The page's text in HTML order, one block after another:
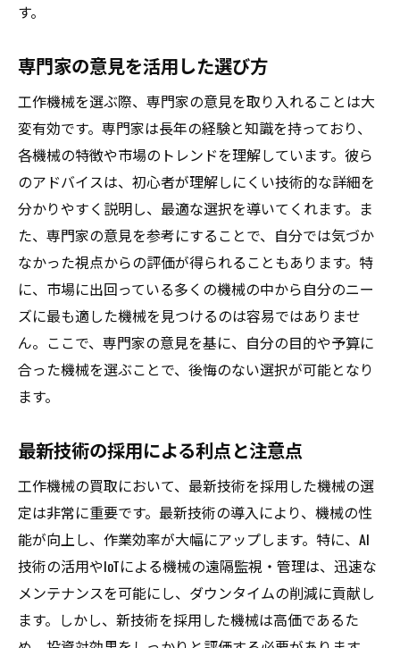
す。
専門家の意見を活用した選び方
工作機械を選ぶ際、専門家の意見を取り入れることは大
変有効です。専門家は長年の経験と知識を持っており、
各機械の特徴や市場のトレンドを理解しています。彼ら
のアドバイスは、初心者が理解しにくい技術的な詳細を
分かりやすく説明し、最適な選択を導いてくれます。ま
た、専門家の意見を参考にすることで、自分では気づか
なかった視点からの評価が得られることもあります。特
に、市場に出回っている多くの機械の中から自分のニー
ズに最も適した機械を見つけるのは容易ではありませ
ん。ここで、専門家の意見を基に、自分の目的や予算に
合った機械を選ぶことで、後悔のない選択が可能となり
ます。
最新技術の採用による利点と注意点
工作機械の買取において、最新技術を採用した機械の選
定は非常に重要です。最新技術の導入により、機械の性
能が向上し、作業効率が大幅にアップします。特に、AI
技術の活用やIoTによる機械の遠隔監視・管理は、迅速な
メンテナンスを可能にし、ダウンタイムの削減に貢献し
ます。しかし、新技術を採用した機械は高価であるた